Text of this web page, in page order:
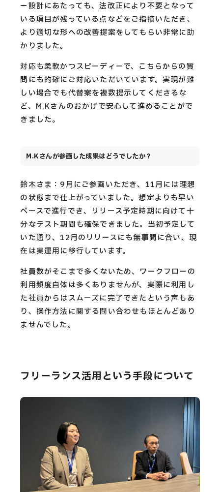
ー設計にあたっても、法改正により不要となって
いる項目が残っている点などをご指摘いただき、
より適切な形への改善提案をしてもらい非常に助
かりました。
対応も柔軟かつスピーディーで、こちらからの質
問にも的確にご対応いただいています。実現が難
しい場合でも代替案を複数提示してくださるな
ど、M.Kさんのおかげで安心して進めることがで
きました。
M.Kさんが参画した成果はどうでしたか？
鈴木さま：9月にご参画いただき、11月には理想
の状態まで仕上がっていました。想定よりも早い
ペースで進行でき、リリース予定時期に向けて十
分なテスト期間も確保できました。当初予定して
いた通り、12月のリリースにも無事間に合い、現
在は実運用に移行しています。
社員数がそこまで多くないため、ワークフローの
利用頻度自体は多くありませんが、実際に利用し
た社員からはスムーズに完了できたという声もあ
り、操作方法に関する問い合わせもほとんどあり
ませんでした。
フリーランス活用という手段について